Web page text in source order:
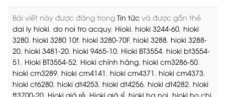
Bài viết này được đăng trong Tin tức và được gắn thẻ
dai ly hioki do noi tro acquy, Hioki hioki 3244-60 hioki
3280 hioki 3280 10f, hioki 3280-70F, hioki 3288 hioki 3288-
20 hioki 3481-20 hioki 9465-10 Hioki BT3554 hioki bt3554-
51
Hioki BT3554-52 Hioki chính hãng hioki cm3286-50
hioki cm3289 hioki cm4141 hioki cm4371 hioki cm4373
hioki ct6280 hioki dt4253 hioki dt4256 hioki dt4282 hioki
ft3700-20 Hioki giá rẻ Hioki giá sỉ hioki ha noi hioki ho chi